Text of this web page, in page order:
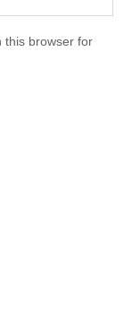
this browser for